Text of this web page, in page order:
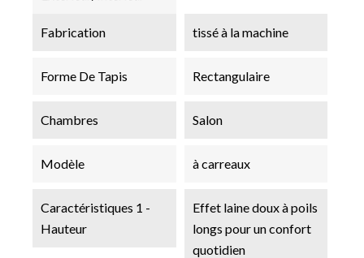
Fabrication tissé à la machine
Forme De Tapis Rectangulaire
Chambres Salon
Modèle à carreaux
Caractéristiques 1 -
Hauteur
Effet laine doux à poils
longs pour un confort
quotidien